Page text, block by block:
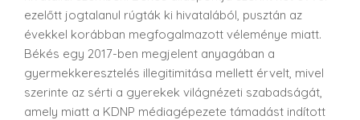
ezelőtt jogtalanul rúgták ki hivatalából, pusztán az
évekkel korábban megfogalmazott véleménye miatt.
Békés egy 2017-ben megjelent anyagában a
gyermekkeresztelés illegitimitása mellett érvelt, mivel
szerinte az sérti a gyerekek világnézeti szabadságát,
amely miatt a KDNP médiagépezete támadást indított